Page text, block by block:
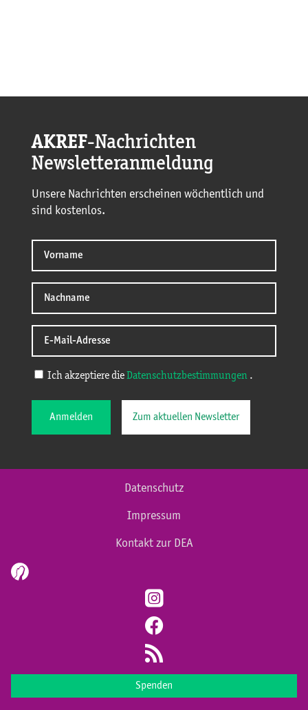
AKREF-Nachrichten
Newsletteranmeldung
Unsere Nachrichten erscheinen wöchentlich und
sind kostenlos.
Ich akzeptiere die Datenschutzbestimmungen .
Anmelden Zum aktuellen Newsletter
Datenschutz
Impressum
Kontakt zur DEA
Spenden